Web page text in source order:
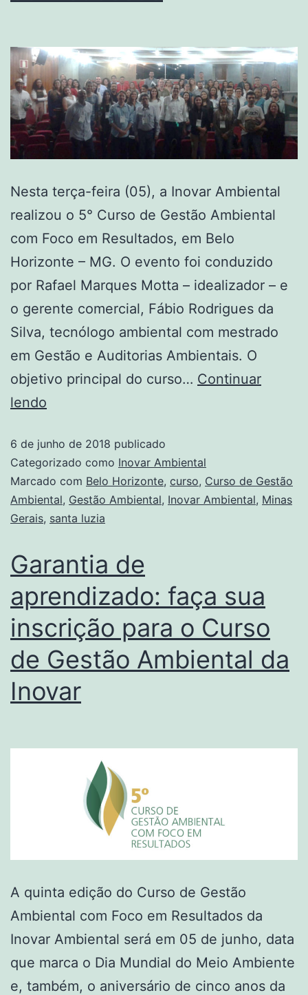
Nesta terça-feira (05), a Inovar Ambiental
realizou o 5° Curso de Gestão Ambiental
com Foco em Resultados, em Belo
Horizonte – MG. O evento foi conduzido
por Rafael Marques Motta – idealizador – e
o gerente comercial, Fábio Rodrigues da
Silva, tecnólogo ambiental com mestrado
em Gestão e Auditorias Ambientais. O
objetivo principal do curso… Continuar
lendo
6 de junho de 2018 publicado
Categorizado como Inovar Ambiental
Marcado com Belo Horizonte, curso, Curso de Gestão
Ambiental, Gestão Ambiental, Inovar Ambiental, Minas
Gerais, santa luzia
Garantia de
aprendizado: faça sua
inscrição para o Curso
de Gestão Ambiental da
Inovar
A quinta edição do Curso de Gestão
Ambiental com Foco em Resultados da
Inovar Ambiental será em 05 de junho, data
que marca o Dia Mundial do Meio Ambiente
e, também, o aniversário de cinco anos da